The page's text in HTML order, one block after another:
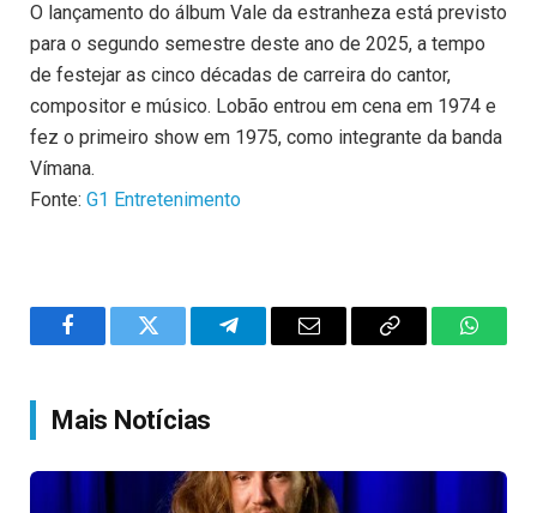
O lançamento do álbum Vale da estranheza está previsto
para o segundo semestre deste ano de 2025, a tempo
de festejar as cinco décadas de carreira do cantor,
compositor e músico. Lobão entrou em cena em 1974 e
fez o primeiro show em 1975, como integrante da banda
Vímana.
Fonte: G1 Entretenimento
FacebookTwitter TelegramEmail
Copy
Mais Notícias